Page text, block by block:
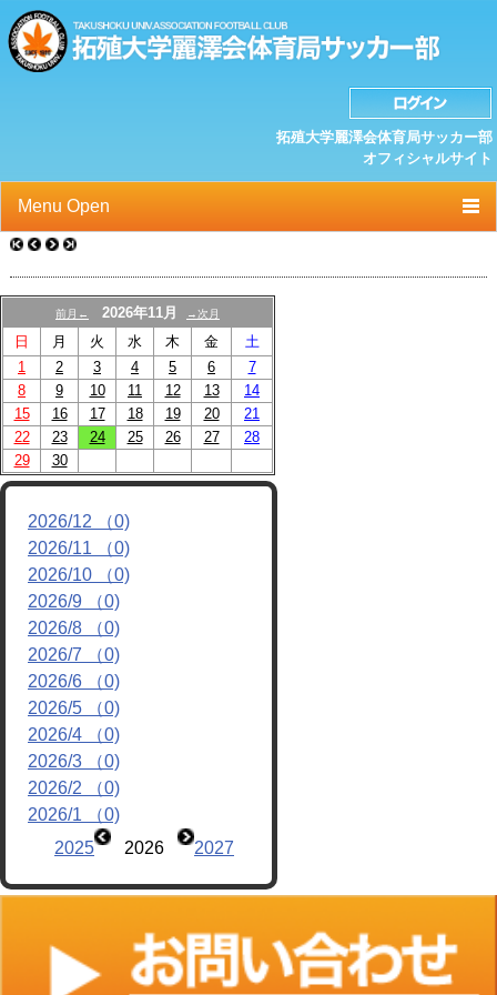
拓殖大学麗澤会体育局サッカー部
オフィシャルサイト
Menu Open
TOP
ニュース
クラブプロフィール
選手/スタッフ一覧
スケジュール
OB紹介/OB会
リンク
前月← 2026年11月 →次月
日 月 火 水 木 金
土
1
2 3 4 5 6
7
8
9 10 11 12 13
14
15
16 17 18 19 20
21
22
23 24 25 26 27
28
29
30
2026/12 （0)
2026/11 （0)
2026/10 （0)
2026/9 （0)
2026/8 （0)
2026/7 （0)
2026/6 （0)
2026/5 （0)
2026/4 （0)
2026/3 （0)
2026/2 （0)
2026/1 （0)
2025
2026 2027